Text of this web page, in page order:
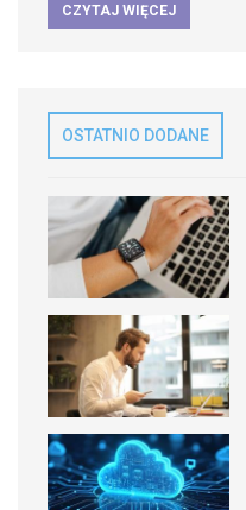
CZYTAJ WIĘCEJ
OSTATNIO DODANE